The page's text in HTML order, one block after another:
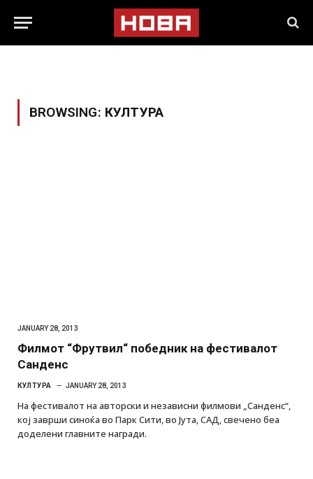
BROWSING: КУЛТУРА
JANUARY 28, 2013
Филмот “Фрутвил“ победник на фестивалот
Санденс
КУЛТУРА JANUARY 28, 2013
На фестивалот на авторски и независни филмови „Санденс“,
кој заврши синоќа во Парк Сити, во Јута, САД, свечено беа
доделени главните награди.